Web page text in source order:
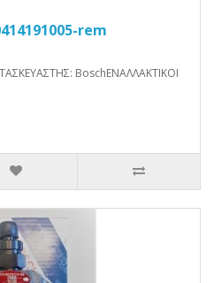
rem
BoschΕΝΑΛΛΑΚΤΙΚΟΙ